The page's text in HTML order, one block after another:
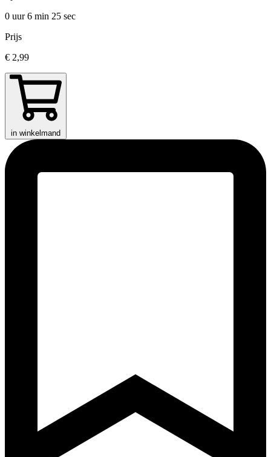
0 uur 6 min 25 sec
Prijs
€ 2,99
in winkelmand